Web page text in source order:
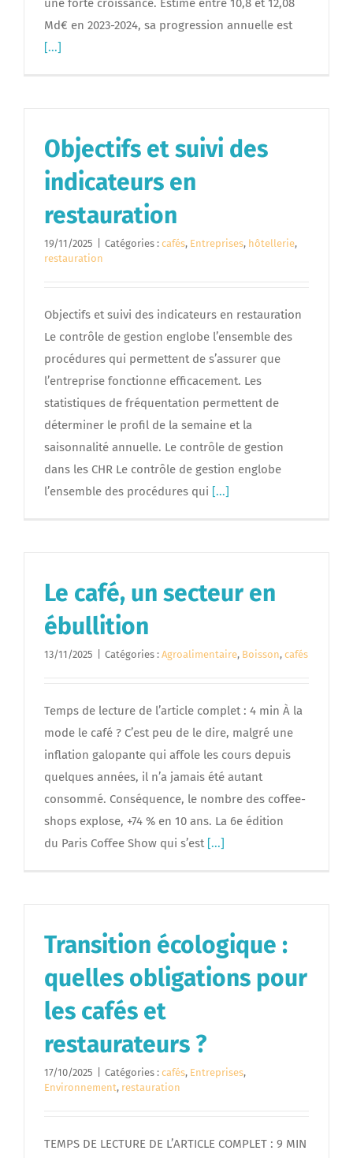
une forte croissance. Estimé entre 10,8 et 12,08
Md€ en 2023-2024, sa progression annuelle est
[...]
Objectifs et suivi des
indicateurs en
restauration
19/11/2025 Catégories : cafés, Entreprises, hôtellerie,
restauration
Objectifs et suivi des indicateurs en restauration
Le contrôle de gestion englobe l’ensemble des
procédures qui permettent de s’assurer que
l’entreprise fonctionne efficacement. Les
statistiques de fréquentation permettent de
déterminer le profil de la semaine et la
saisonnalité annuelle. Le contrôle de gestion
dans les CHR Le contrôle de gestion englobe
l’ensemble des procédures qui [...]
Le café, un secteur en
ébullition
13/11/2025 Catégories : Agroalimentaire, Boisson, cafés
Temps de lecture de l’article complet : 4 min À la
mode le café ? C’est peu de le dire, malgré une
inflation galopante qui affole les cours depuis
quelques années, il n’a jamais été autant
consommé. Conséquence, le nombre des coffee-
shops explose, +74 % en 10 ans. La 6e édition
du Paris Coffee Show qui s’est [...]
Transition écologique :
quelles obligations pour
les cafés et
restaurateurs ?
17/10/2025 Catégories : cafés, Entreprises,
Environnement, restauration
TEMPS DE LECTURE DE L’ARTICLE COMPLET : 9 MIN